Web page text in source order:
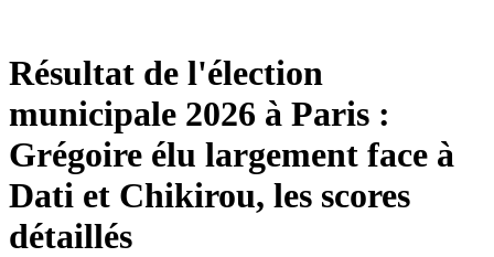
Résultat de l'élection
municipale 2026 à Paris :
Grégoire élu largement face à
Dati et Chikirou, les scores
détaillés